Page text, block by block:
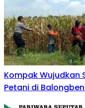
Kompak Wujudkan
Petani di